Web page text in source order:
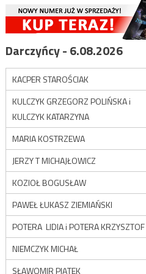
Darczyńcy - 6.08.2026
KACPER STAROŚCIAK
KULCZYK GRZEGORZ POLIŃSKA i
KULCZYK KATARZYNA
MARIA KOSTRZEWA
JERZY T MICHAJŁOWICZ
KOZIOŁ BOGUSŁAW
PAWEŁ ŁUKASZ ZIEMIAŃSKI
POTERA LIDIA i POTERA KRZYSZTOF
NIEMCZYK MICHAŁ
SŁAWOMIR PIĄTEK